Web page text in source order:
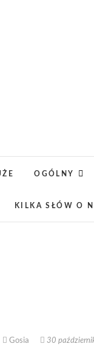
OGÓLNY
KILKA SŁÓW O
Gosia 30